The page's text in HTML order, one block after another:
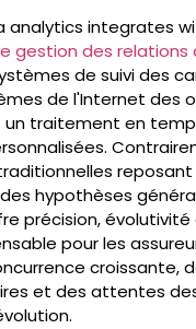
analytics integrates
gestion des relations
de suivi des
de l'Internet des
traitement en
reposant
hypothèses
précision,
pour les
croissante,
et des attentes